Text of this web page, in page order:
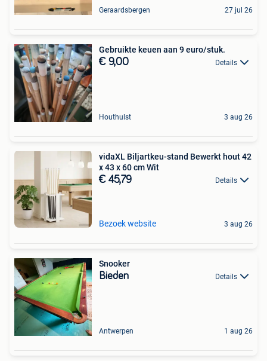
Geraardsbergen 27 jul 26
Gebruikte keuen aan 9 euro/stuk.
€ 9,00 Details
Houthulst 3 aug 26
vidaXL Biljartkeu-stand Bewerkt hout 42
x 43 x 60 cm Wit
€ 45,79 Details
Bezoek website 3 aug 26
Snooker
Bieden Details
Antwerpen 1 aug 26